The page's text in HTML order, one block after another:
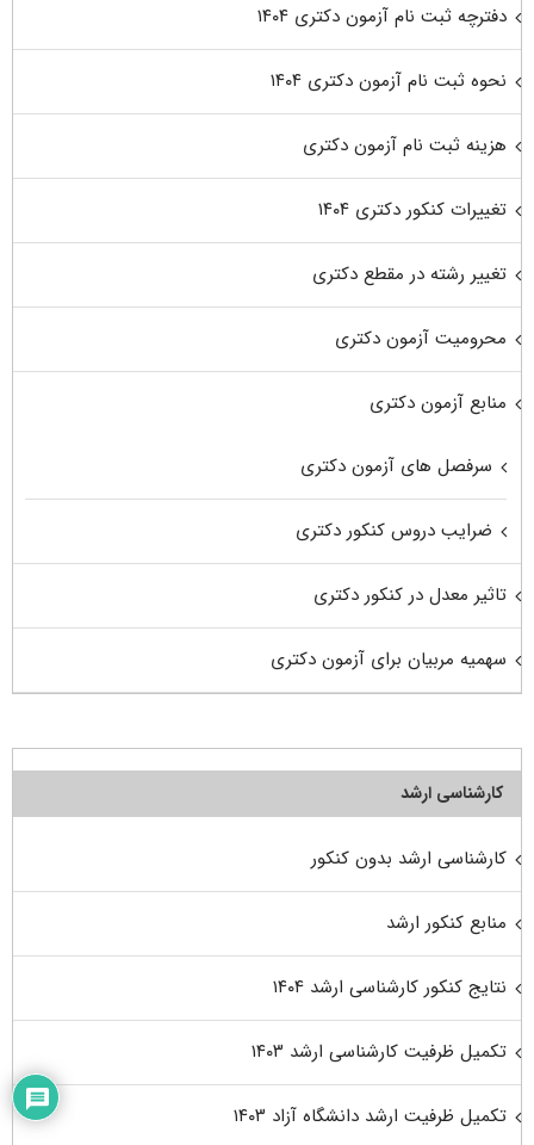
دفترچه ثبت نام آزمون دکتری ۱۴۰۴
نحوه ثبت نام آزمون دکتری ۱۴۰۴
هزینه ثبت نام آزمون دکتری
تغییرات کنکور دکتری ۱۴۰۴
تغییر رشته در مقطع دکتری
محرومیت آزمون دکتری
منابع آزمون دکتری
سرفصل های آزمون دکتری
ضرایب دروس کنکور دکتری
تاثیر معدل در کنکور دکتری
سهمیه مربیان برای آزمون دکتری
کارشناسی ارشد
کارشناسی ارشد بدون کنکور
منابع کنکور ارشد
نتایج کنکور کارشناسی ارشد ۱۴۰۴
تکمیل ظرفیت کارشناسی ارشد ۱۴۰۳
تکمیل ظرفیت ارشد دانشگاه آزاد ۱۴۰۳